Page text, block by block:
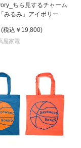
ちら見するチャーム
みるみ」アイボリー
(税込 ￥19,800)
屋家電